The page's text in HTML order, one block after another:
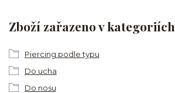
Zboží zařazeno v kategoriích
Piercing podle typu
Do ucha
Do nosu